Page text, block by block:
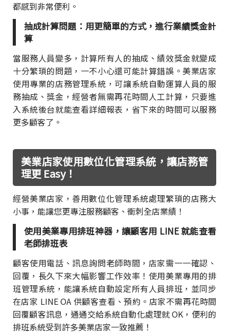
都感到非常便利。
抽成計算問題：用更簡單的方式，進行業績獎金計
算
當服務人員變多，計算所有人的抽成、績效獎金就變成
十分繁瑣的問題，一不小心還可能計算錯誤。美業店家
使用專業的店務管理系統，可讓系統自動運算人員的服
務抽成、獎金，經營者無需再花時間人工計算，只要進
入系統後台就能查看詳細報表，省下來的時間可以服務
更多顧客了。
美業店家使用數位化管理系統，讓店務管
理更 Easy！
經營美業店家，善用數位化管理系統處理繁瑣的店務大
小事，能讓您更專注服務顧客、衝刺全店業績！
使用美業專用排班神器，讓顧客用 LINE 就能查看
老師排班表
顧客使用電話、訊息詢問老師時間，店家需一一確認、
回覆，長久下來大幅影響工作效率！使用美業專用的排
班管理系統，能讓系統自動設定所有人員排班，並同步
在店家 LINE OA 供顧客查看、預約。店家不需再花時間
回覆顧客訊息，通通交給系統自動化處理就 OK，便利的
排班系統受到許多美業店家一致推薦！